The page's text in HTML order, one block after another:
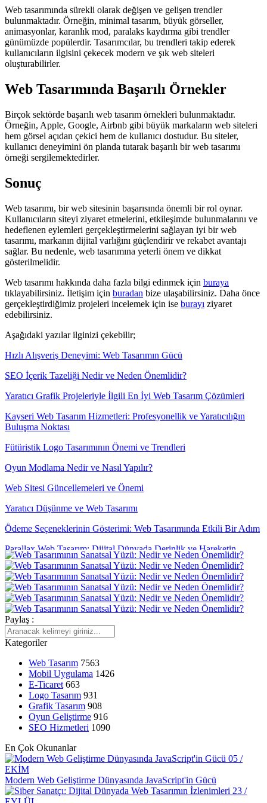
Web tasarımında sürekli olarak değişen ve gelişen trendler
bulunmaktadır. Örneğin, minimal tasarım, büyük görseller,
animasyonlar, karanlık mod, paralaks kaydırma gibi trendler
günümüzde popülerdir. Tasarımcılar, bu trendleri takip ederek
kullanıcıların ilgisini çekecek modern ve şık web siteleri
oluşturabilirler.
Web Tasarımında Başarılı Örnekler
Birçok sektörde başarılı web tasarım örnekleri bulunmaktadır.
Örneğin, Apple, Google, Airbnb gibi büyük markaların web siteleri
hem görsel açıdan çekici hem de kullanıcı dostudur. Bu siteler,
kullanıcı deneyimini ön planda tutarak başarılı bir web tasarımı
örneği sergilemektedirler.
Sonuç
Web tasarımı, bir web sitesinin başarısında önemli bir rol oynar.
Kullanıcıların siteyi ziyaret etmelerini, etkileşimde bulunmalarını ve
hedeflenen eylemleri gerçekleştirmelerini sağlayan iyi bir web
tasarımı, markanın dijital varlığını güçlendirir ve rekabet avantajı
sağlar. Bu nedenle, web tasarımına yeterli önem ve dikkat
gösterilmelidir.
Web tasarımı hakkında daha fazla bilgi edinmek için buraya
tıklayabilirsiniz. İletişim için buradan bize ulaşabilirsiniz. Daha önce
gerçekleştirdiğimiz projeleri incelemek için ise burayı ziyaret
edebilirsiniz.
Aşağıdaki yazılar ilginizi çekebilir;
Hızlı Alışveriş Deneyimi: Web Tasarımın Gücü
SEO İçerik Tazeliği Nedir ve Neden Önemlidir?
Yaratıcı Grafik Projeleriyle İlgili En İyi Web Tasarım Çözümleri
Kayseri Web Tasarım Hizmetleri: Profesyonellik ve Yaratıcılığın
Buluşma Noktası
Fütüristik Logo Tasarımının Önemi ve Trendleri
Oyun Modlama Nedir ve Nasıl Yapılır?
Web Sitesi Güncellemeleri ve Önemi
Yaratıcı Düşünme ve Web Tasarımı
Ödeme Seçeneklerinin Gösterimi: Web Tasarımında Etkili Bir Adım
Parallax Web Tasarım: Dijital Dünyada Derinlik ve Hareketin
Buluşması
Monokrom Logo Nedir ve Neden Tercih Edilmelidir?
Yaratıcı Web Tasarımın Önemi ve Etkileri
SEO Meta Açıklama Optimizasyonu Nedir ve Neden Önemlidir?
Responsive Web Tasarım Nedir?
SEO Uyumlu Web Tasarımının Önemi ve İpuçları
Responsive Web Tasarımı Nedir ve Neden Önemlidir?
Popup Tasarımı: Web Sitesi İçin Etkili Bir Pazarlama Aracı
E-Posta Pazarlama ve Web Tasarımın Güçlü Birlikteliği
Filtreleme Seçenekleri: Web Tasarımında Kullanımı ve Önemi
Responsive Web Tasarımı: Kullanıcı Deneyimini Maksimize Edin
Görsel İletişim Teknikleri ve Web Tasarım
Paylaş :
Kategoriler
Web Tasarım 7563
Mobil Uygulama 1426
E-Ticaret 663
Logo Tasarım 931
Grafik Tasarım 908
Oyun Geliştirme 916
SEO Hizmetleri 1090
En Çok Okunanlar
05 /
EKİM
Modern Web Geliştirme Dünyasında JavaScript'in Gücü
23 /